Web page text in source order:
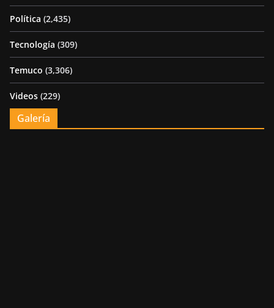
Política (2,435)
Tecnología (309)
Temuco (3,306)
Videos (229)
Galería